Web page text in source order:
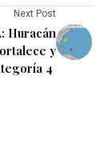
Next Post
Huracán
y
4